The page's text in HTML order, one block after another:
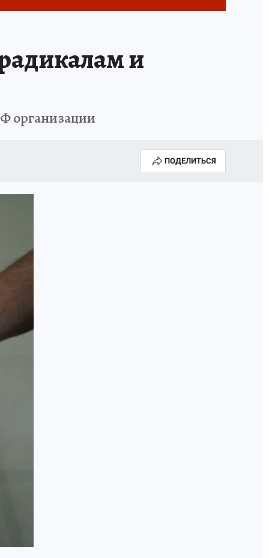
и
организации
ПОДЕЛИТЬСЯ